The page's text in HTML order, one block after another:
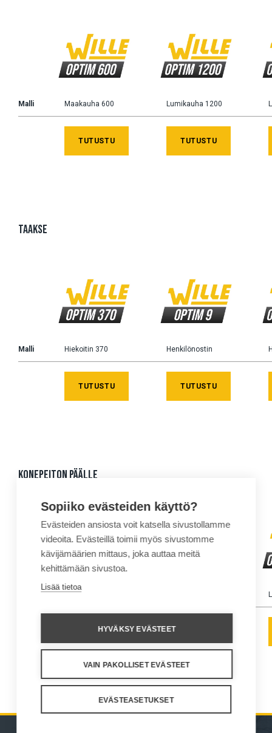
Malli Maakauha 600
TUTUSTU
Lumikauha 1200
TUTUSTU
TAAKSE
Malli Hiekoitin 370
TUTUSTU
Henkilönostin
TUTUSTU
KONEPEITON PÄÄLLE
Painepesuri 1000
TUTUSTU
Sopiiko evästeiden käyttö?
Evästeiden ansiosta voit katsella sivustollamme
videoita. Evästeillä toimii myös sivustomme
kävijämäärien mittaus, joka auttaa meitä
kehittämään sivustoa.
Lisää tietoa
HYVÄKSY EVÄSTEET
VAIN PAKOLLISET EVÄSTEET
EVÄSTEASETUKSET